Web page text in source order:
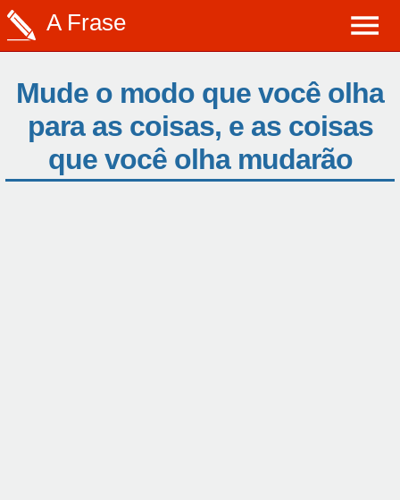
A Frase
Mude o modo que você olha
para as coisas, e as coisas
que você olha mudarão